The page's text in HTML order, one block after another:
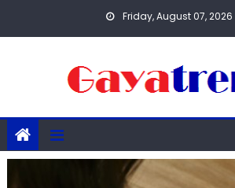
Friday, August 07, 2026